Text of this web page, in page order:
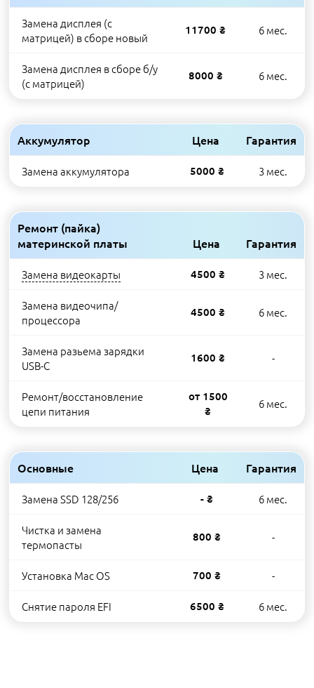
Замена дисплея (с
матрицей) в сборе новый
11700 ₴ 6 мес.
Замена дисплея в сборе б/у
(с матрицей)
8000 ₴ 6 мес.
Аккумулятор Цена Гарантия
Замена аккумулятора 5000 ₴ 3 мес.
Ремонт (пайка)
материнской платы
Цена Гарантия
Замена видеокарты 4500 ₴ 3 мес.
Замена видеочипа/
процессора
4500 ₴ 6 мес.
Замена разьема зарядки
USB-C
1600 ₴ -
Ремонт/восстановление
цепи питания
от 1500
₴
6 мес.
Основные Цена Гарантия
Замена SSD 128/256 - ₴ 6 мес.
Чистка и замена
термопасты
800 ₴ -
Установка Mac OS 700 ₴ -
Снятие пароля EFI 6500 ₴ 6 мес.